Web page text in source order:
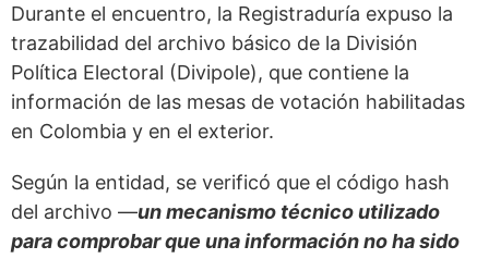
Durante el encuentro, la Registraduría expuso la
trazabilidad del archivo básico de la División
Política Electoral (Divipole), que contiene la
información de las mesas de votación habilitadas
en Colombia y en el exterior.
Según la entidad, se verificó que el código hash
del archivo —un mecanismo técnico utilizado
para comprobar que una información no ha sido